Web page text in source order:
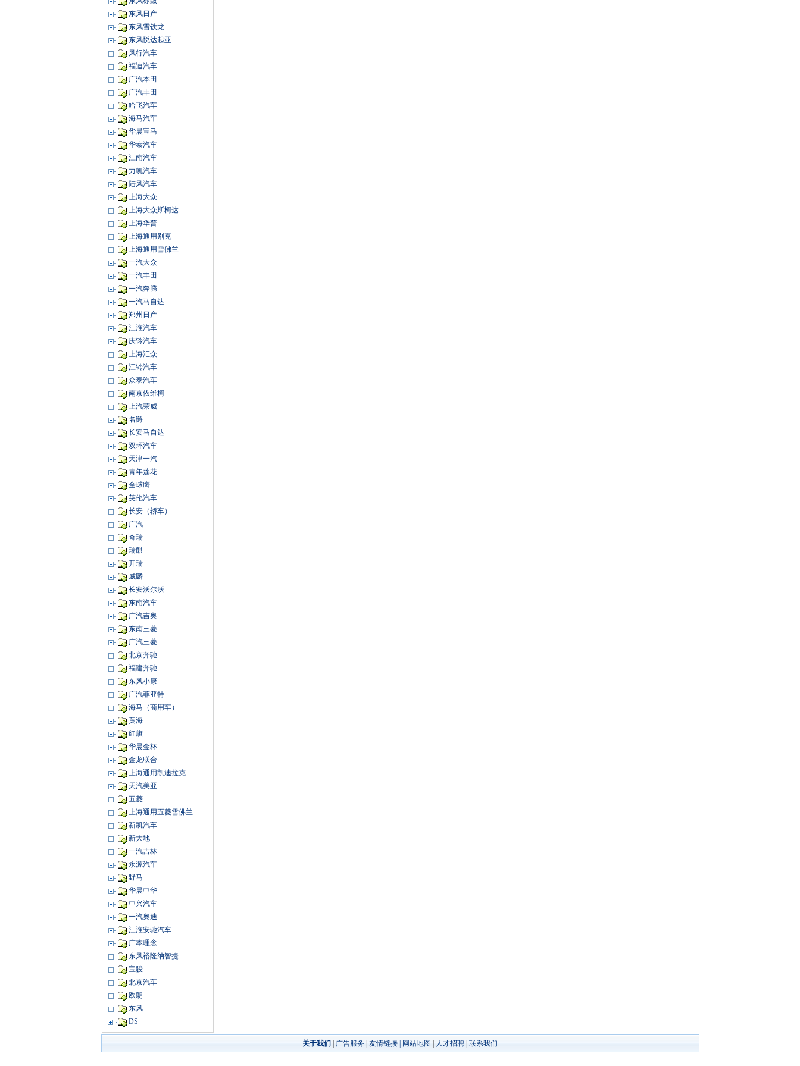
东风日产
东风雪铁龙
东风悦达起亚
风行汽车
福迪汽车
广汽本田
广汽丰田
哈飞汽车
海马汽车
华晨宝马
华泰汽车
江南汽车
力帆汽车
陆风汽车
上海大众
上海大众斯柯达
上海华普
上海通用别克
上海通用雪佛兰
一汽大众
一汽丰田
一汽奔腾
一汽马自达
郑州日产
江淮汽车
庆铃汽车
上海汇众
江铃汽车
众泰汽车
南京依维柯
上汽荣威
名爵
长安马自达
双环汽车
天津一汽
青年莲花
全球鹰
英伦汽车
长安（轿车）
广汽
奇瑞
瑞麒
开瑞
威麟
长安沃尔沃
东南汽车
广汽吉奥
东南三菱
广汽三菱
北京奔驰
福建奔驰
东风小康
广汽菲亚特
海马（商用车）
黄海
红旗
华晨金杯
金龙联合
上海通用凯迪拉克
天汽美亚
五菱
上海通用五菱雪佛兰
新凯汽车
新大地
一汽吉林
永源汽车
野马
华晨中华
中兴汽车
一汽奥迪
江淮安驰汽车
广本理念
东风裕隆纳智捷
宝骏
北京汽车
欧朗
东风
DS
关于我们 广告服务 友情链接 | 网站地图 人才招聘 联系我们